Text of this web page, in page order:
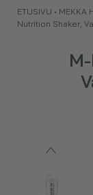
ETUSIVU • MEKKA
Nutrition Shaker,